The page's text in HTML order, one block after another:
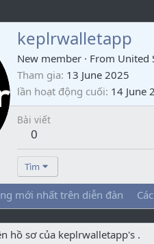
keplrwalletapp
New member · From United
Tham gia 13 June 2025
lần hoạt động cuối 14 June
Bài viết
0
Tìm
mới nhất trên diễn đàn
hồ sơ của keplrwalletapp's .